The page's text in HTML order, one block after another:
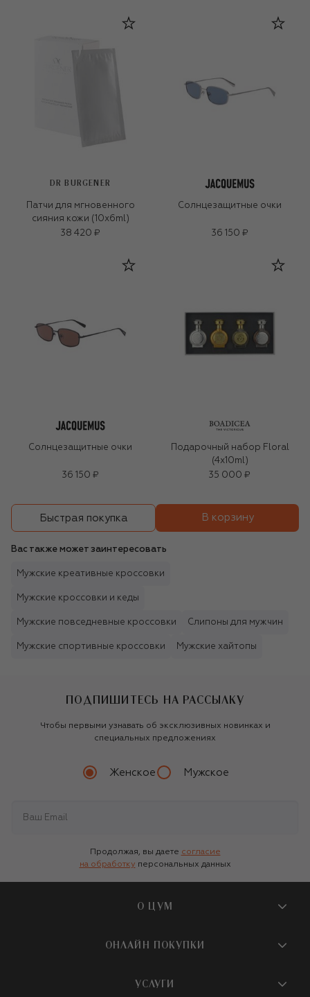
DR BURGENER
Патчи для мгновенного
сияния кожи (10x6ml)
38 420 ₽
Солнцезащитные очки
36 150 ₽
Солнцезащитные очки
36 150 ₽
Подарочный набор Floral
(4x10ml)
35 000 ₽
Быстрая покупка В корзину
Вас также может заинтересовать
Мужские креативные кроссовки
Мужские кроссовки и кеды
Мужские повседневные кроссовки Слипоны для мужчин
Мужские спортивные кроссовки Мужские хайтопы
ПОДПИШИТЕСЬ НА РАССЫЛКУ
Чтобы первыми узнавать об эксклюзивных новинках и
специальных предложениях
Женское Мужское
Продолжая, вы даете согласие
на обработку персональных данных
О ЦУМ
О магазине
Бутики и ПВЗ ЦУМ
ОНЛАЙН ПОКУПКИ
УСЛУГИ